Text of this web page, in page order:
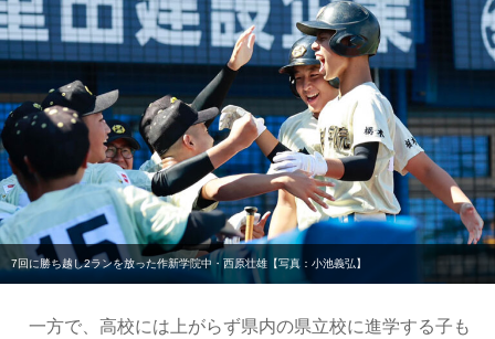
7回に勝ち越し2ランを放った作新学院中・西原壮雄【写真：小池義弘】
一方で、高校には上がらず県内の県立校に進学する子も